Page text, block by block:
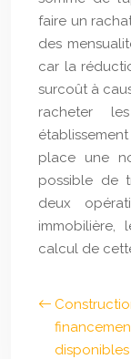
faire un
des
car la
surcoût à
racheter
place une
possible de
deux
calcul de